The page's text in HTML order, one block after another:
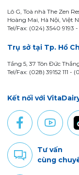
Lô G, Toà nhà The Zen
Hoàng Mai, Hà Nội, Việt
Tel/Fax: (024) 3540 9193 -
Trụ sở tại Tp. Hồ
Tầng 5, 37 Tôn Đức
Tel/Fax: (028) 39152 111 -
Kết nối với
Tư vấn
cùng